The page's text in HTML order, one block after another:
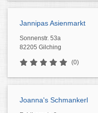
Jannipas Asienmarkt
Sonnenstr. 53a
82205 Gilching
(0)
Joanna's Schmankerl